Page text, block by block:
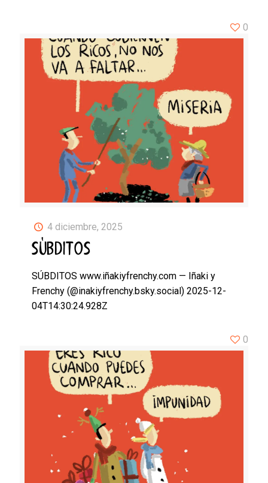
4 diciembre, 2025
SÚBDITOS
SÚBDITOS www.iñakiyfrenchy.com — Iñaki y
Frenchy (@inakiyfrenchy.bsky.social) 2025-12-
04T14:30:24.928Z
0
0